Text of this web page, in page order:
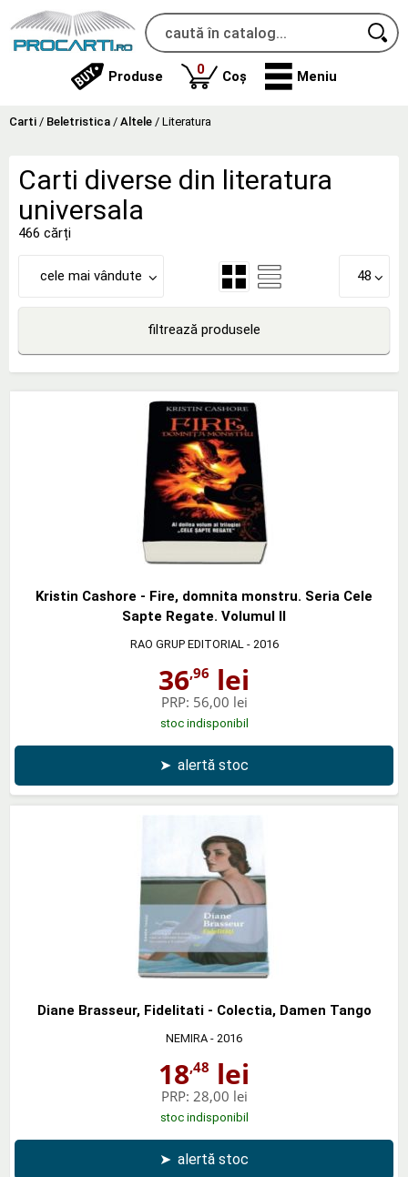
Produse 0produse
Coș Meniu
Carti / Beletristica / Altele / Literatura
Carti diverse din literatura
universala
466 cărți
cele mai vândute 48
filtrează produsele
Kristin Cashore - Fire, domnita monstru. Seria Cele
Sapte Regate. Volumul II
RAO GRUP EDITORIAL - 2016
36,96 lei
PRP: 56,00 lei
stoc indisponibil
➤ alertă stoc
Diane Brasseur, Fidelitati - Colectia, Damen Tango
NEMIRA - 2016
18,48 lei
PRP: 28,00 lei
stoc indisponibil
➤ alertă stoc